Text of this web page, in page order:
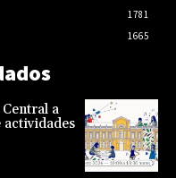
1781
1665
a
actividades